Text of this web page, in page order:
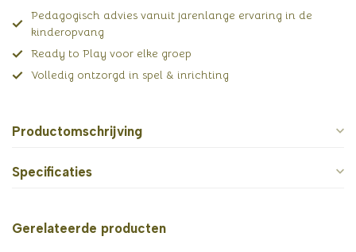
Pedagogisch advies vanuit jarenlange ervaring in de
kinderopvang
Ready to Play voor elke groep
Volledig ontzorgd in spel & inrichting
Productomschrijving
Specificaties
Gerelateerde producten